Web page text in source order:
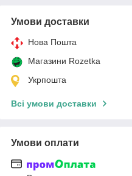
Умови доставки
Нова Пошта
Магазини Rozetka
Укрпошта
Всі умови доставки
Умови оплати